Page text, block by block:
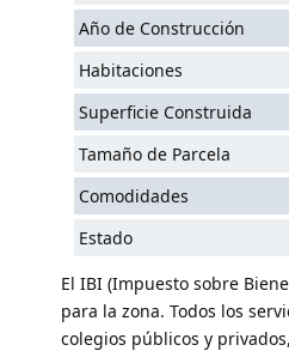
Año de Construcción
Habitaciones
Superficie Construida
Tamaño de Parcela
Comodidades
Estado
El IBI (Impuesto sobre
para la zona. Todos los
colegios públicos y